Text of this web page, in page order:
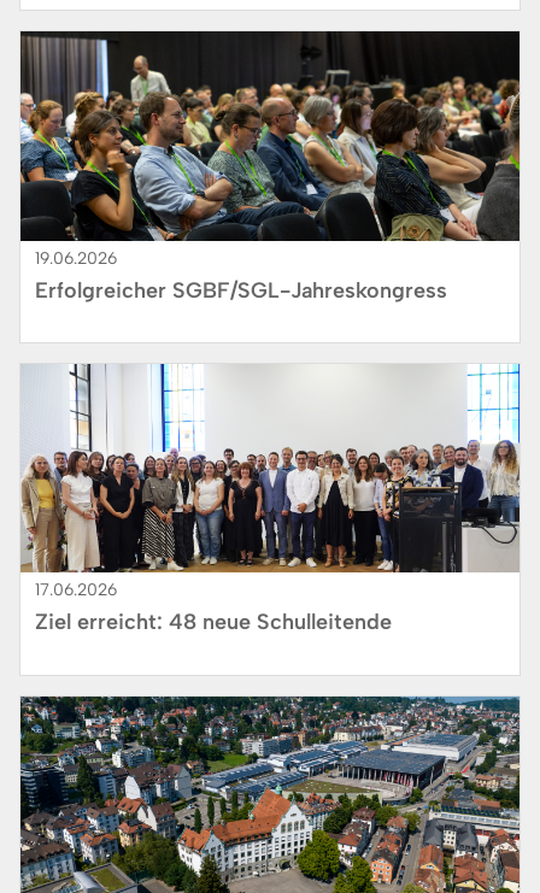
Bild
19.06.2026
Erfolgreicher SGBF/SGL-Jahreskongress
17.06.2026
Ziel erreicht: 48 neue Schulleitende
Bild